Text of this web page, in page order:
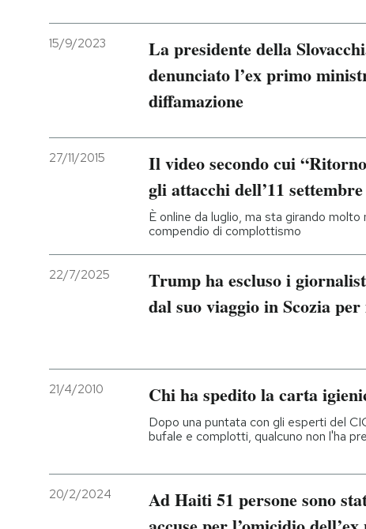
15/9/2023
La presidente della
denunciato l’ex primo
diffamazione
27/11/2015
Il video secondo cui
gli attacchi dell’11 settembre
È online da luglio, ma sta girando
compendio di complottismo
22/7/2025
Trump ha escluso i
dal suo viaggio in Scozia
21/4/2010 Chi ha spedito la carta
Dopo una puntata con gli esperti del
bufale e complotti, qualcuno non l'ha
20/2/2024
Ad Haiti 51 persone sono